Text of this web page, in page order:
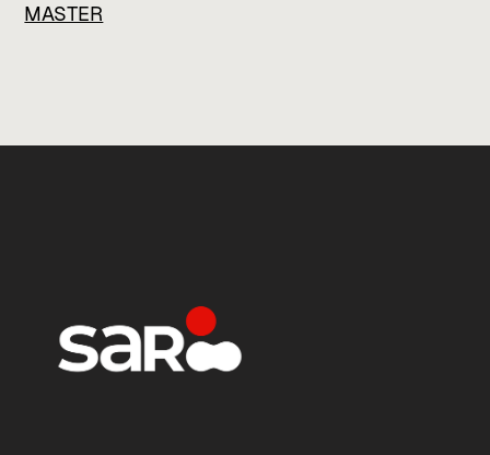
MASTER